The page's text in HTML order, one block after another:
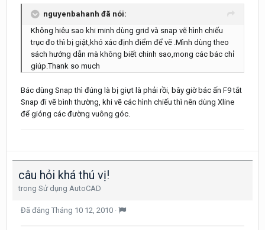
nguyenbahanh đã nói:
Không hiêu sao khi minh dùng grid và snap vẽ hình chiếu
trục đo thì bị giật,khó xác định điểm để vẽ .Mình dùng theo
sách hướng dẫn mà không biết chinh sao,mong các bác chỉ
giúp.Thank so much
Bác dùng Snap thì đúng là bị giựt là phải rồi, bây giờ bác ấn F9 tắt
Snap đi vẽ bình thường, khi vẽ các hình chiếu thì nên dùng Xline
để gióng các đường vuông góc.
câu hỏi khá thú vị!
trong Sử dụng AutoCAD
Đã đăng Tháng 10 12, 2010 ·